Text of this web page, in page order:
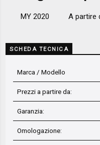
MY 2020 A partire
SCHEDA TECNICA
Marca / Modello
Prezzi a partire da:
Garanzia:
Omologazione: